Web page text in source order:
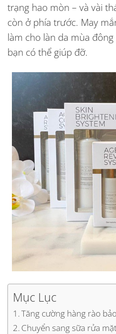
trạng hao mòn – và vài
còn ở phía trước. May
làm cho làn da mùa
bạn có thể giúp đỡ.
Mục Lục
Tăng cường hàng rào
Chuyển sang sữa rửa